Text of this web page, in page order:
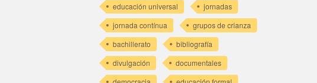
educación universal
jornadas
jornada contínua
grupos de crianza
bachillerato
bibliografía
divulgación
documentales